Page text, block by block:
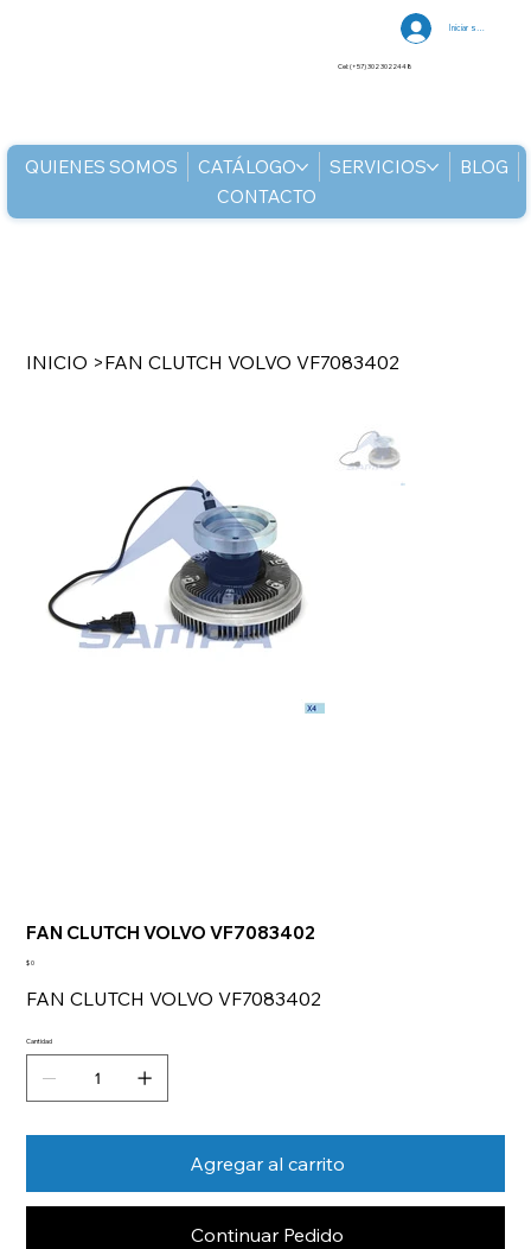
QUIENES SOMOS CATÁLOGO SERVICIOS
BLOG
CONTACTO
Iniciar sesión
Cel: (+57) 302 3022448
INICIO >FAN CLUTCH VOLVO VF7083402
FAN CLUTCH VOLVO VF7083402
Precio
$ 0
FAN CLUTCH VOLVO VF7083402
Cantidad
Agregar al carrito
Continuar Pedido